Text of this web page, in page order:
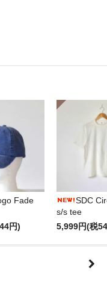
Fade
円)
SDC
s/s tee
5,999円(税